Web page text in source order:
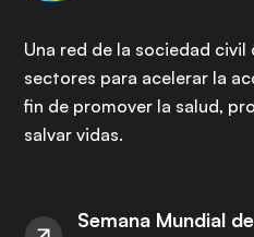
Una red de la sociedad
sectores para acelerar la
fin de promover la salud,
salvar vidas.
Semana Mundial